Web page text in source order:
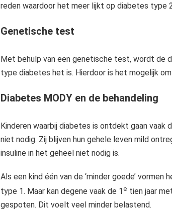
reden waardoor het meer lijkt op diabetes type
Genetische test
Met behulp van een genetische test, wordt de
type diabetes het is. Hierdoor is het mogelijk
Diabetes MODY en de behandeling
Kinderen waarbij diabetes is ontdekt gaan vaak
niet nodig. Zij blijven hun gehele leven mild
insuline in het geheel niet nodig is.
Als een kind één van de ‘minder goede’
type 1. Maar kan degene vaak de 1e tien jaar
gespoten. Dit voelt veel minder belastend.